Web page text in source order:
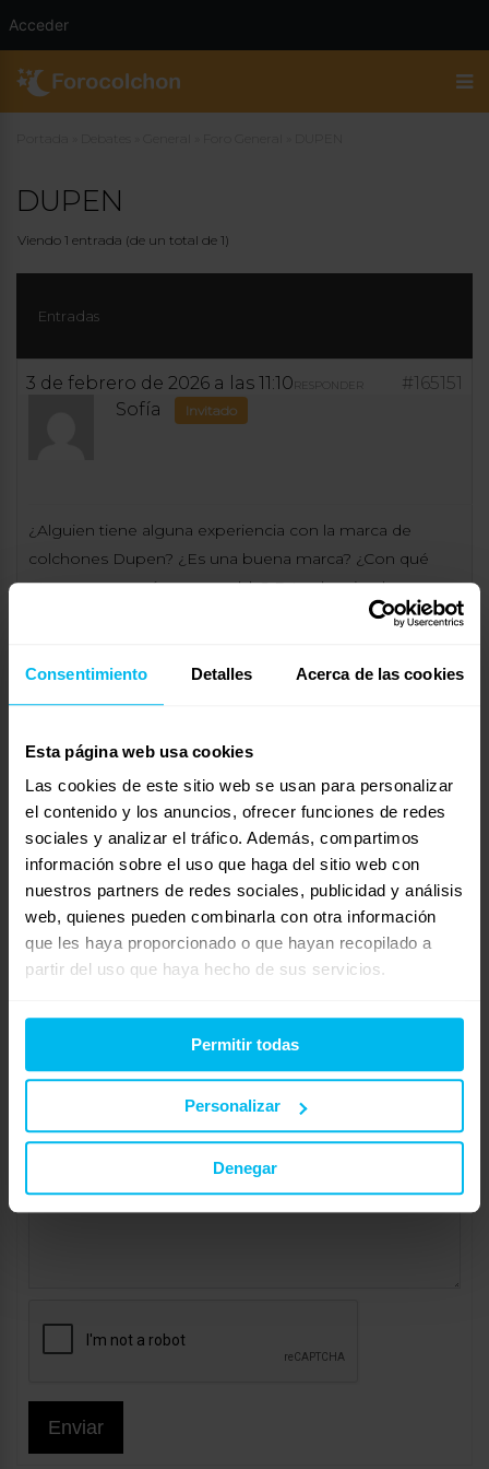
Consentimiento Detalles Acerca de las cookies
Esta página web usa cookies
Las cookies de este sitio web se usan para personalizar
el contenido y los anuncios, ofrecer funciones de redes
sociales y analizar el tráfico. Además, compartimos
información sobre el uso que haga del sitio web con
nuestros partners de redes sociales, publicidad y análisis
web, quienes pueden combinarla con otra información
que les haya proporcionado o que hayan recopilado a
partir del uso que haya hecho de sus servicios.
Permitir todas
Personalizar
Denegar
DUPEN
Viendo 1 entrada (de un total de 1)
Entradas
3 de febrero de 2026 a las 11:10 #165151
RESPONDER
Sofía Invitado
¿Alguien tiene alguna experiencia con la marca de
colchones Dupen? ¿Es una buena marca? ¿Con qué
otras marcas sería comparable? Estoy barajando
comprarme un colchón de esta marca, pero no
Viendo 1 entrada (de un total de 1)
Respuesta a: DUPEN
Tu información:
Nombre (obligatorio):
Correo electrónico (no se publicará) (obligatorio):
Web:
Enviar
Acceder